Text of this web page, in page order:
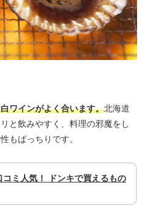
ワインがよく合います。北海道
と飲みやすく、料理の邪魔をし
もばっちりです。
コミ人気！ ドンキで買えるもの